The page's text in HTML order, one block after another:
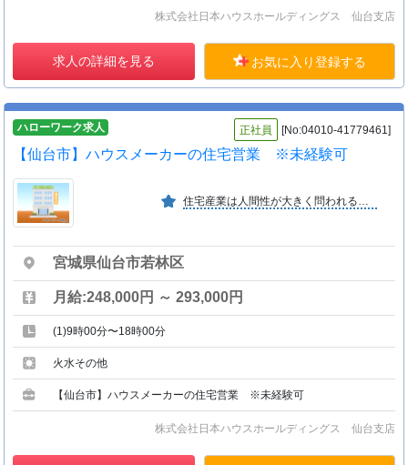
株式会社日本ハウスホールディングス 仙台支店
求人の詳細を見る お気に入り登録する
ハローワーク求人 正社員 [No:04010-41779461]
【仙台市】ハウスメーカーの住宅営業 ※未経験可
住宅産業は人間性が大きく問われる産業です。「本質で勝負できる場所」を求める人を受けとめ、常に自信を持って応えるそんな場所でありたいと、日本ハウスホールディングスは考えます。
宮城県仙台市若林区
月給:248,000円 ～ 293,000円
(1)9時00分〜18時00分
火水その他
【仙台市】ハウスメーカーの住宅営業 ※未経験可
株式会社日本ハウスホールディングス 仙台支店